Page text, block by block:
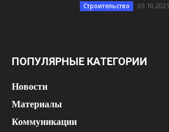
Строительство 03.10.2021
ПОПУЛЯРНЫЕ КАТЕГОРИИ
Новости
Материалы
Коммуникации